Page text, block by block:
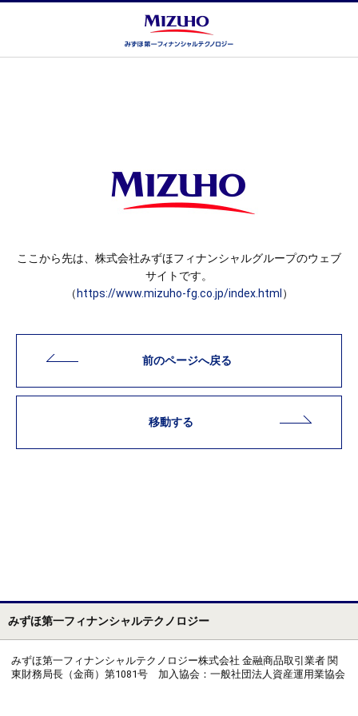
ここから先は、株式会社みずほフィナンシャルグループのウェブ
サイトです。
（ https://www.mizuho-fg.co.jp/index.html ）
前のページへ戻る
移動する
みずほ第一フィナンシャルテクノロジー
みずほ第一フィナンシャルテクノロジー株式会社 金融商品取引業者 関
東財務局長（金商）第1081号 加入協会：一般社団法人資産運用業協会